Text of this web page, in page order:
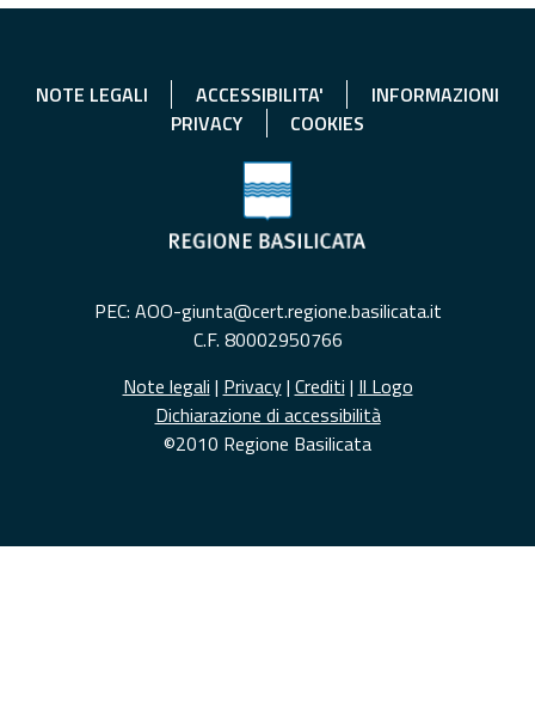
NOTE LEGALI ACCESSIBILITA'
INFORMAZIONI
PRIVACY
COOKIES
PEC: AOO-giunta@cert.regione.basilicata.it
C.F. 80002950766
Note legali | Privacy| Crediti | Il Logo
Dichiarazione di accessibilità
©2010 Regione Basilicata